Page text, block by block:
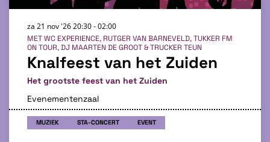
Knalfeest van het Zuiden
Het grootste feest van het Zuiden
MET WC EXPERIENCE, RUTGER VAN BARNEVELD, TUKKER FM
ON TOUR, DJ MAARTEN DE GROOT & TRUCKER TEUN
za 21 nov '2620:30 - 02:00
Evenementenzaal
MUZIEK STA-CONCERT EVENT